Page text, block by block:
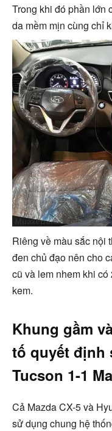
Trong khi đó phần lớn
da mềm mịn cùng chỉ
Riêng về màu sắc nội
đen chủ đạo nên cho
cũ và lem nhem khi
kem.
Khung gầm
tố quyết định
Tucson 1-1
Cả Mazda CX-5 và
sử dụng chung hệ